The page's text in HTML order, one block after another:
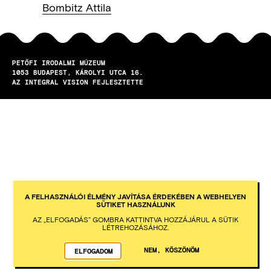
Bombitz Attila
PETŐFI IRODALMI MÚZEUM
1053
BUDAPEST
KÁROLYI UTCA 16.
AZ INTEGRAL VISION FEJLESZTETTE
A FELHASZNÁLÓI ÉLMÉNY JAVÍTÁSA ÉRDEKÉBEN A WEBHELYEN
SÜTIKET HASZNÁLUNK
AZ „ELFOGADÁS” GOMBRA KATTINTVA HOZZÁJÁRUL A SÜTIK
LÉTREHOZÁSÁHOZ.
ELFOGADOM NEM, KÖSZÖNÖM